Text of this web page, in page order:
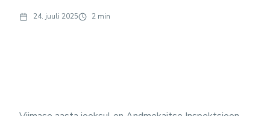
24. juuli 2025 2 min